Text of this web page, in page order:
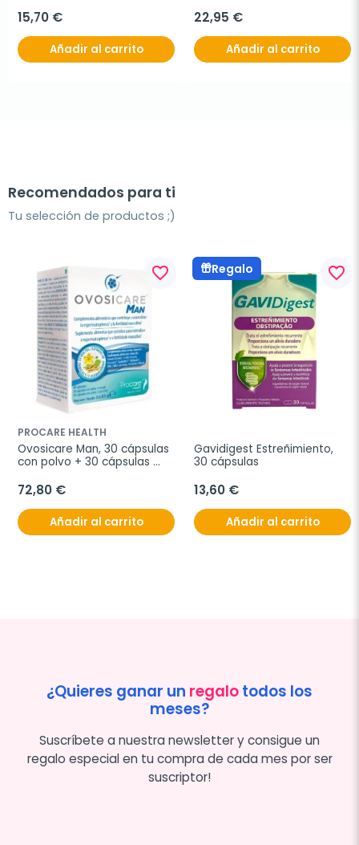
15,70 €
Añadir al carrito
22,95 €
Añadir al carrito
Recomendados para ti
Tu selección de productos ;)
favorite_border
PROCARE HEALTH
Ovosicare Man, 30 cápsulas
con polvo + 30 cápsulas
72,80 €
Añadir al carrito
Regalo favorite_border
Gavidigest Estreñimiento,
30 cápsulas
13,60 €
Añadir al carrito
¿Quieres ganar un regalotodos los
meses?
Suscríbete a nuestra newsletter y consigue un
regalo especial en tu compra de cada mes por ser
suscriptor!